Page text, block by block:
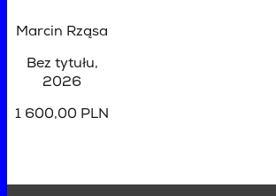
Marcin Rząsa
Bez tytułu,
2026
1 600,00 PLN